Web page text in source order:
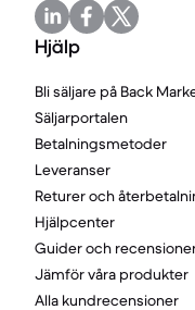
Hjälp
Bli säljare på Back
Säljarportalen
Betalningsmetoder
Leveranser
Returer och
Hjälpcenter
Guider och
Jämför våra produkter
Alla kundrecensioner